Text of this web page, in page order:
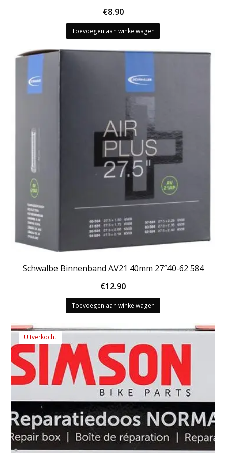
€8.90
Toevoegen aan winkelwagen
Schwalbe Binnenband AV21 40mm 27″40-62 584
€12.90
Toevoegen aan winkelwagen
Uitverkocht